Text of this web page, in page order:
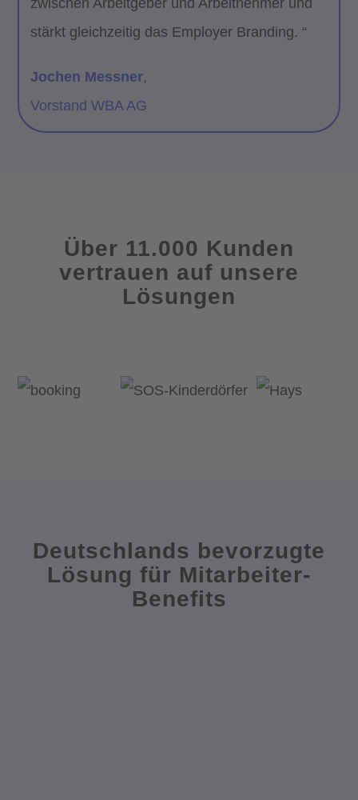
zwischen Arbeitgeber und Arbeitnehmer und
stärkt gleichzeitig das Employer Branding. “
Jochen Messner,
Vorstand WBA AG
Über 11.000 Kunden
vertrauen auf unsere
Lösungen
Deutschlands bevorzugte
Lösung für Mitarbeiter-
Benefits